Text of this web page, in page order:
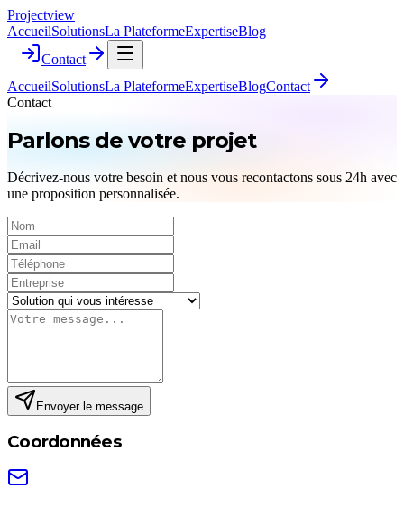
Projectview
AccueilSolutionsLa PlateformeExpertiseBlog
Contact
AccueilSolutionsLa PlateformeExpertiseBlogContact
Contact
Parlons de votre projet
Décrivez-nous votre besoin et nous vous recontactons sous 24h avec
une proposition personnalisée.
Envoyer le message
Coordonnées